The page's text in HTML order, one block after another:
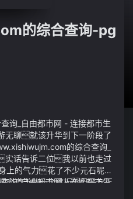
的综合查询-pg
询_自由都市网 - 连接都市生
无聊就该升华到下一阶段了
的综合查询_
实话告诉二位我以前也走过
上的气力花了不少元石呢
力道当做一个跳板但是方正
询_自由都市网 - 连接都市生